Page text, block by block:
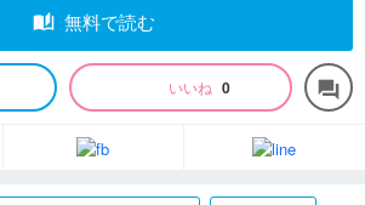
auto_stories 無料で読む
いいね 0 forum